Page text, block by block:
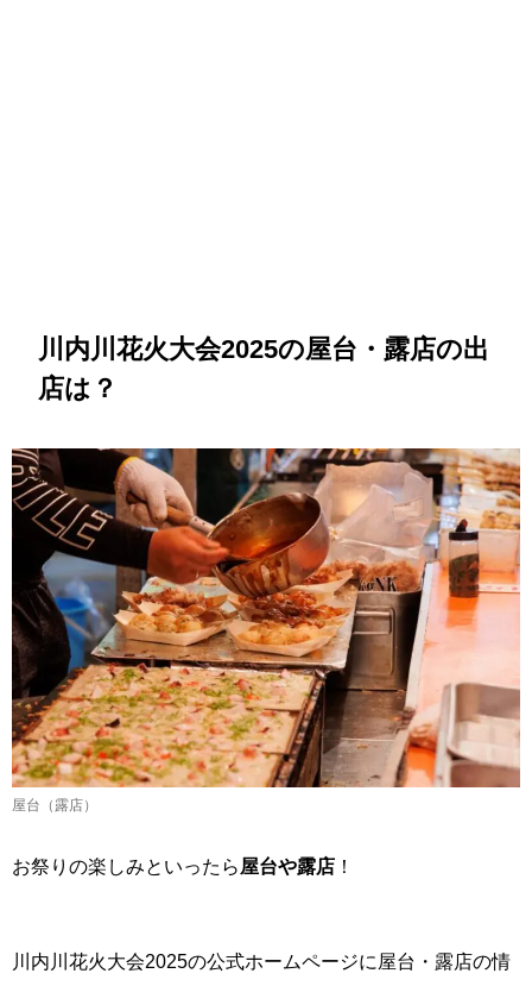
川内川花火大会2025の屋台・露店の出
店は？
屋台（露店）
お祭りの楽しみといったら屋台や露店 ！
川内川花火大会2025の公式ホームページに屋台・露店の情